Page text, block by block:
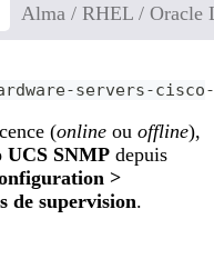
Alma / RHEL / Oracle
servers-cisco-
(online ou offline),
UCS SNMP depuis
>
de supervision.